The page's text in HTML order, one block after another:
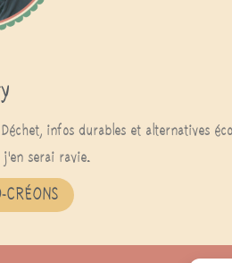
infos durables et alternatives
j'en serai ravie.
CRÉONS